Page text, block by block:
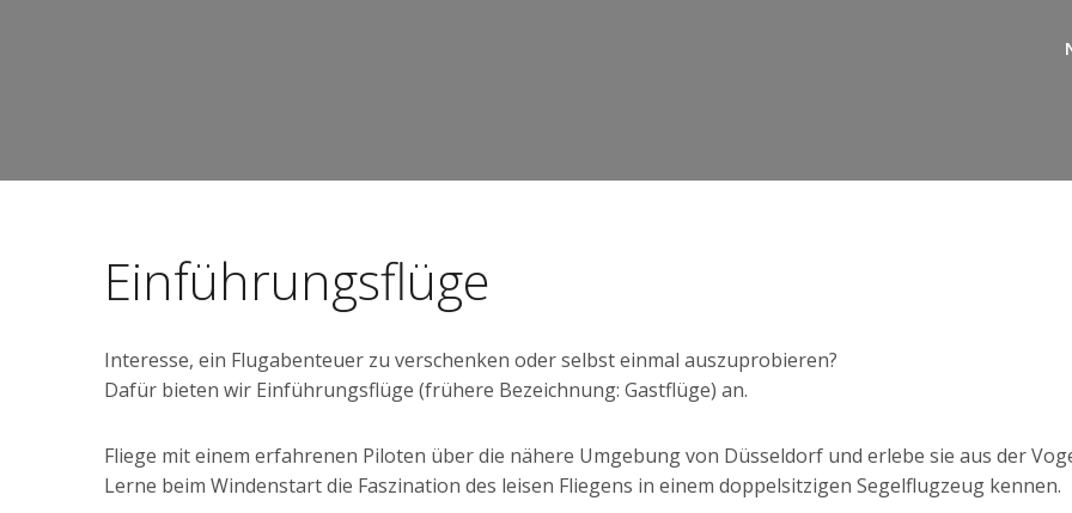
Einführungsflüge
Interesse, ein Flugabenteuer zu verschenken oder selbst einmal auszuprobieren?
Dafür bieten wir Einführungsflüge (frühere Bezeichnung: Gastflüge) an.
Fliege mit einem erfahrenen Piloten über die nähere Umgebung von Düsseldorf und erlebe sie aus der
Lerne beim Windenstart die Faszination des leisen Fliegens in einem doppelsitzigen Segelflugzeug kennen.